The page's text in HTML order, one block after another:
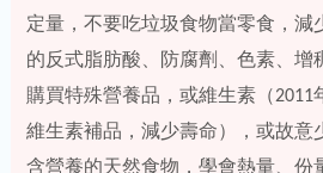
定量，不要吃垃圾食物當零食，減
的反式脂肪酸、防腐劑、色素、增
購買特殊營養品，或維生素（2011
維生素補品，減少壽命），或故意
含營養的天然食物，學會熱量、份